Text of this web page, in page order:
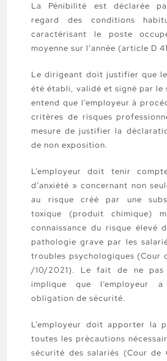
La Pénibilité est déclarée
regard des conditions
caractérisant le poste
moyenne sur l’année (article D
Le dirigeant doit justifier que
été établi, validé et signé par le
entend que l’employeur à
critères de risques
mesure de justifier la
de non exposition.
L’employeur doit tenir
d’anxiété » concernant non
au risque créé par une
toxique (produit chimique)
connaissance du risque élevé
pathologie grave par les
troubles psychologiques (Cour
/10/2021). Le fait de ne
implique que l’employeur
obligation de sécurité.
L’employeur doit apporter la
toutes les précautions
sécurité des salariés (Cour de